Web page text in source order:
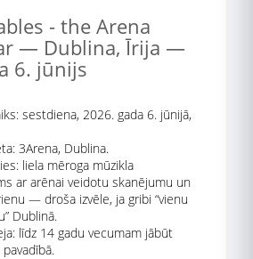
- the Arena
— Dublina, Īrija —
6. jūnijs
sestdiena, 2026. gada 6. jūnijā,
3Arena, Dublina.
liela mēroga mūzikla
ar arēnai veidotu skanējumu un
— droša izvēle, ja gribi “vienu
Dublinā.
līdz 14 gadu vecumam jābūt